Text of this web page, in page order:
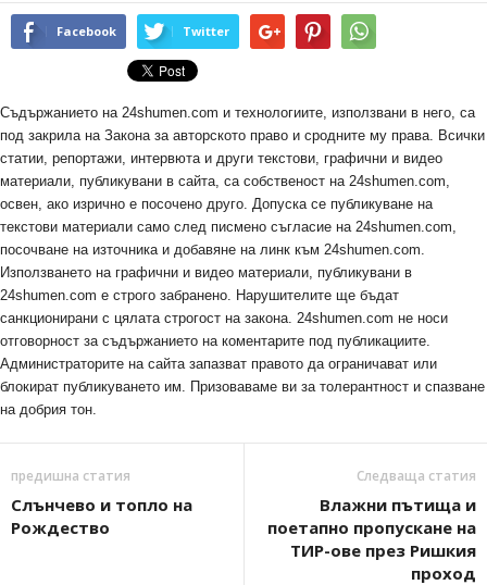
Facebook Twitter
Съдържанието на 24shumen.com и технологиите, използвани в него, са
под закрила на Закона за авторското право и сродните му права. Всички
статии, репортажи, интервюта и други текстови, графични и видео
материали, публикувани в сайта, са собственост на 24shumen.com,
освен, ако изрично е посочено друго. Допуска се публикуване на
текстови материали само след писмено съгласие на 24shumen.com,
посочване на източника и добавяне на линк към 24shumen.com.
Използването на графични и видео материали, публикувани в
24shumen.com е строго забранено. Нарушителите ще бъдат
санкционирани с цялата строгост на закона. 24shumen.com не носи
отговорност за съдържанието на коментарите под публикациите.
Администраторите на сайта запазват правото да ограничават или
блокират публикуването им. Призоваваме ви за толерантност и спазване
на добрия тон.
предишна статия
Слънчево и топло на
Рождество
Следваща статия
Влажни пътища и
поетапно пропускане на
ТИР-ове през Ришкия
проход